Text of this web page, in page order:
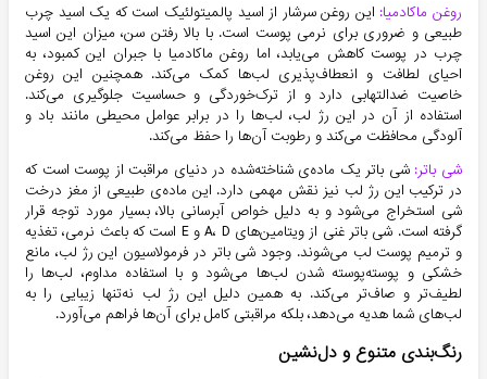
روغن ماکادمیا: این روغن سرشار از اسید پالمیتولئیک است که یک اسید چرب
طبیعی و ضروری برای نرمی پوست است. با بالا رفتن سن، میزان این اسید
چرب در پوست کاهش می‌یابد، اما روغن ماکادمیا با جبران این کمبود، به
احیای لطافت و انعطاف‌پذیری لب‌ها کمک می‌کند. همچنین این روغن
خاصیت ضدالتهابی دارد و از ترک‌خوردگی و حساسیت جلوگیری می‌کند.
استفاده از آن در این رژ لب، لب‌ها را در برابر عوامل محیطی مانند باد و
آلودگی محافظت می‌کند و رطوبت آن‌ها را حفظ می‌کند.
شی باتر: شی باتر یک ماده‌ی شناخته‌شده در دنیای مراقبت از پوست است که
در ترکیب این رژ لب نیز نقش مهمی دارد. این ماده‌ی طبیعی از مغز درخت
شی استخراج می‌شود و به دلیل خواص آبرسانی بالا، بسیار مورد توجه قرار
گرفته است. شی باتر غنی از ویتامین‌های A، D و E است که باعث نرمی، تغذیه
و ترمیم پوست لب می‌شوند. وجود شی باتر در فرمولاسیون این رژ لب، مانع
خشکی و پوسته‌پوسته شدن لب‌ها می‌شود و با استفاده مداوم، لب‌ها را
لطیف‌تر و صاف‌تر می‌کند. به همین دلیل این رژ لب نه‌تنها زیبایی را به
لب‌های شما هدیه می‌دهد، بلکه مراقبتی کامل برای آن‌ها فراهم می‌آورد.
رنگ‌بندی متنوع و دل‌نشین